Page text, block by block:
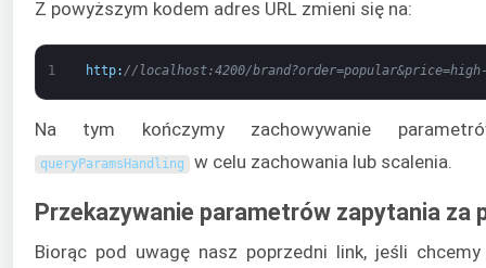
Z powyższym kodem adres URL zmieni się na:
1 http: //localhost:4200/
Na tym kończymy zachowywanie
queryParamsHandling w celu zachowania lub scalenia.
Przekazywanie parametrów zapytania za
Biorąc pod uwagę nasz poprzedni link, jeśli